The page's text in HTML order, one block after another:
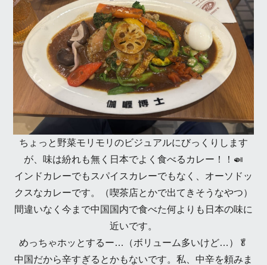
ちょっと野菜モリモリのビジュアルにびっくりします
が、味は紛れも無く日本でよく食べるカレー！！🍛
インドカレーでもスパイスカレーでもなく、オーソドッ
クスなカレーです。（喫茶店とかで出てきそうなやつ）
間違いなく今まで中国国内で食べた何よりも日本の味に
近いです。
めっちゃホッとするー…（ボリューム多いけど…）🥬
中国だから辛すぎるとかもないです。私、中辛を頼みま